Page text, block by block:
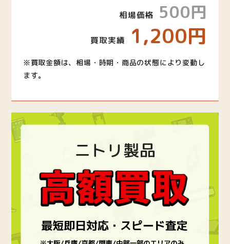
相場価格 500円
買取実績 1,200円
※買取金額は、相場・時期・商品の状態により変動し
ます。
ニトリ製品